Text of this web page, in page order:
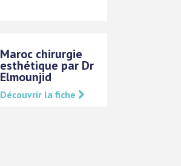
Maroc chirurgie
esthétique par Dr
Elmounjid
Découvrir la fiche